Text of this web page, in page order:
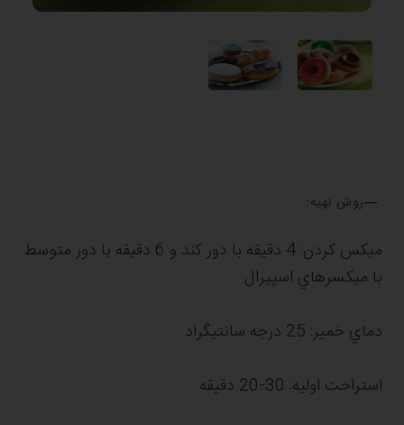
روش تهیه:
ميکس كردن: 4 دقیقه با دور كند و 6 دقیقه با دور متوسط
با ميکسرهاي اسپیرال
دماي خمیر: 25 درجه سانتیگراد
استراحت اولیه: 30-20 دقیقه